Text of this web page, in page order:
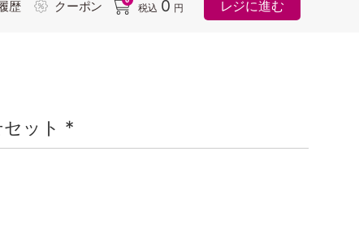
歴 クーポン 税込 0 円 レジに進む
セット *